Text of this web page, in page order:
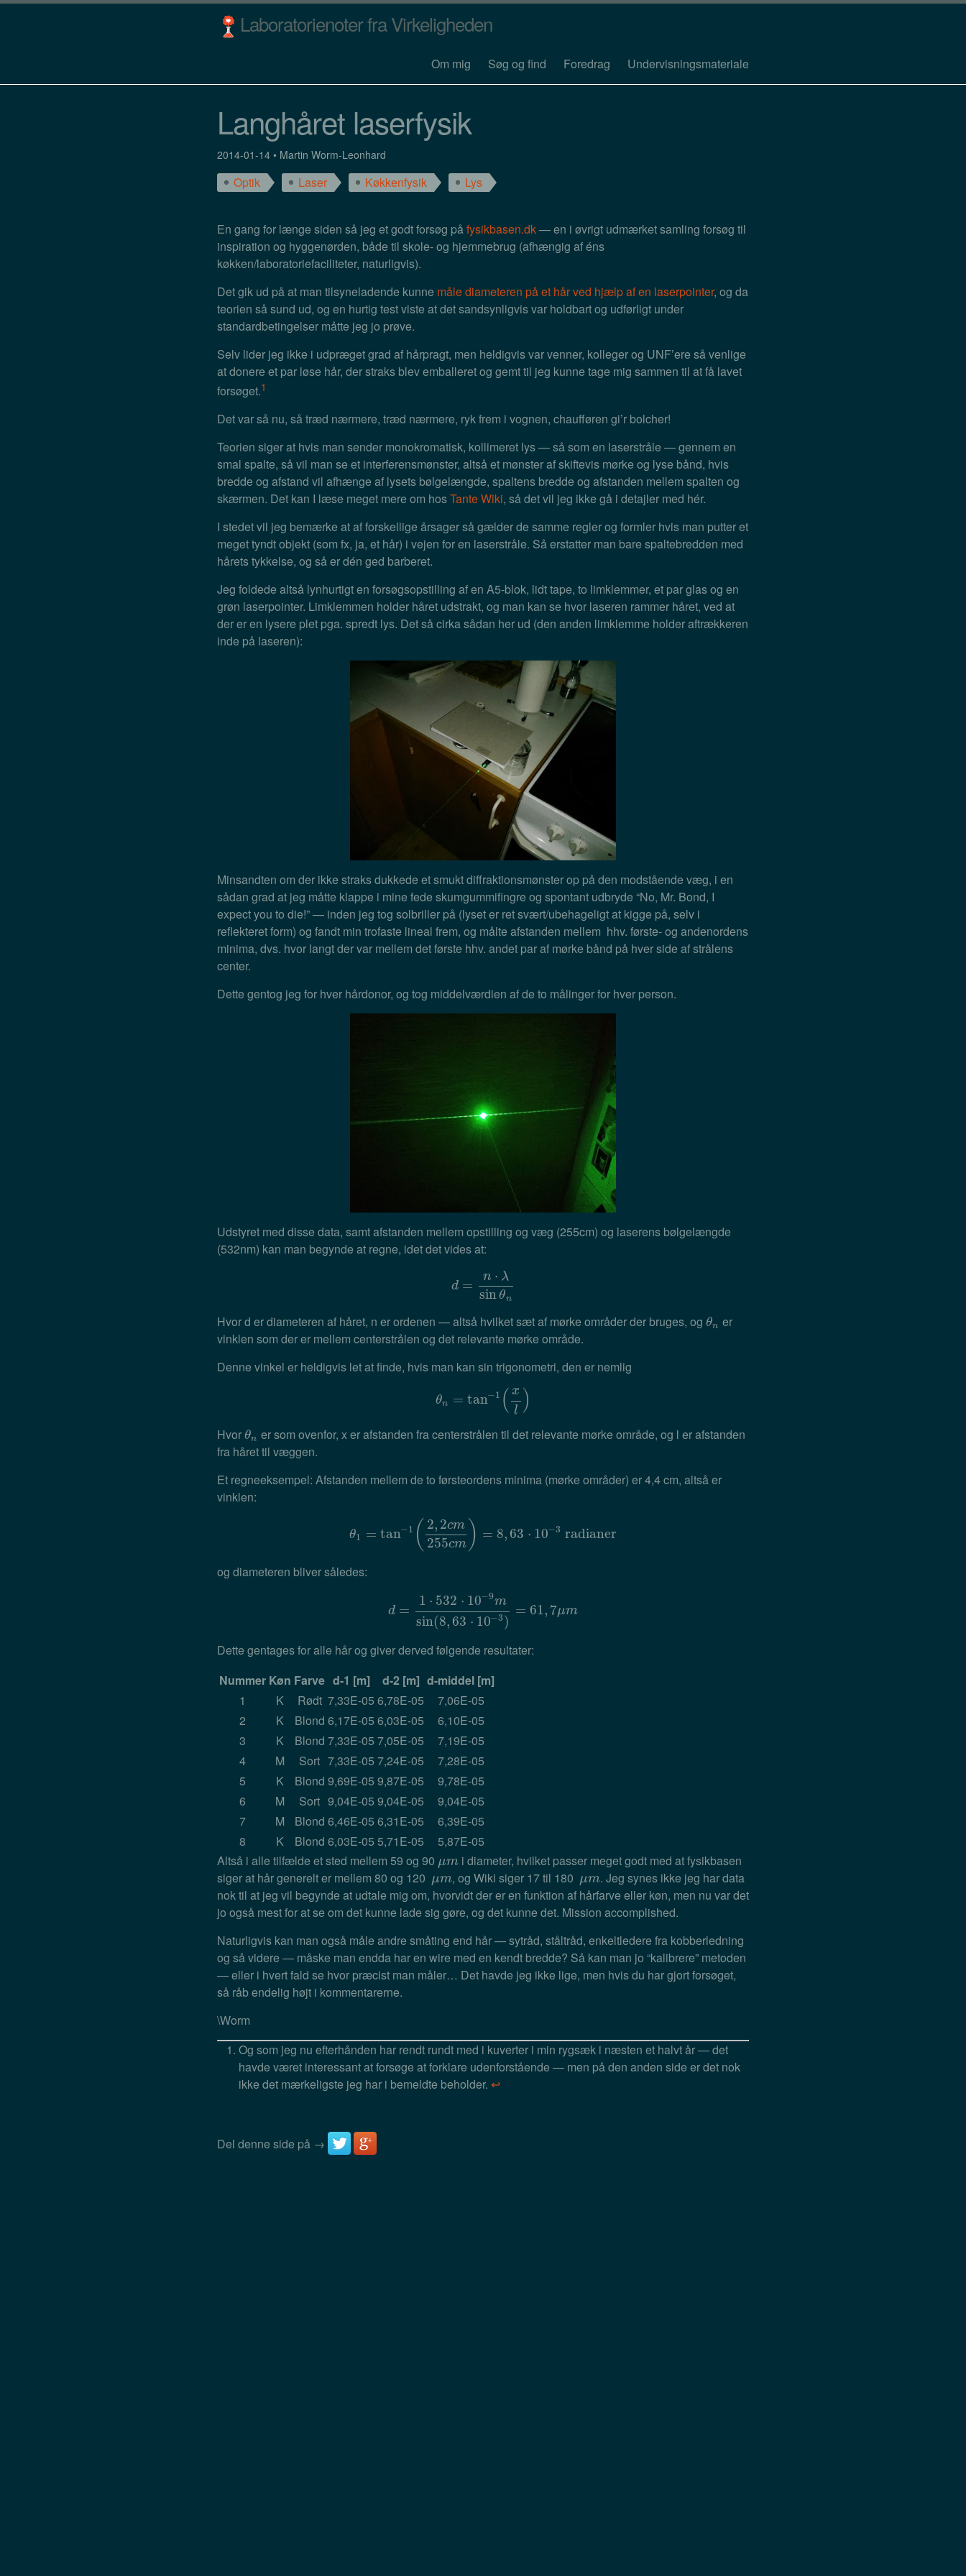
Laboratorienoter fra Virkeligheden
Om mig Søg og find Foredrag Undervisningsmateriale
Langhåret laserfysik
2014-01-14 • Martin Worm-Leonhard
Optik Laser Køkkenfysik Lys
En gang for længe siden så jeg et godt forsøg påfysikbasen.dk— en i øvrigt udmærket samling forsøg til
inspiration og hyggenørden, både til skole- og hjemmebrug (afhængig af éns
køkken/laboratoriefaciliteter, naturligvis).
Det gik ud på at man tilsyneladende kunne måle diameteren på et hår ved hjælp af en laserpointer, og da
teorien så sund ud, og en hurtig test viste at det sandsynligvis var holdbart og udførligt under
standardbetingelser måtte jeg jo prøve.
Selv lider jeg ikke i udpræget grad af hårpragt, men heldigvis var venner, kolleger og UNF’ere så venlige
at donere et par løse hår, der straks blev emballeret og gemt til jeg kunne tage mig sammen til at få lavet
forsøget.1
Det var så nu, så træd nærmere, træd nærmere, ryk frem i vognen, chaufføren gi’r bolcher!
Teorien siger at hvis man sender monokromatisk, kollimeret lys — så som en laserstråle — gennem en
smal spalte, så vil man se et interferensmønster, altså et mønster af skiftevis mørke og lyse bånd, hvis
bredde og afstand vil afhænge af lysets bølgelængde, spaltens bredde og afstanden mellem spalten og
skærmen. Det kan I læse meget mere om hosTante Wiki, så det vil jeg ikke gå i detajler med hér.
I stedet vil jeg bemærke at af forskellige årsager så gælder de samme regler og formler hvis man putter et
meget tyndt objekt (som fx, ja, et hår) i vejen for en laserstråle. Så erstatter man bare spaltebredden med
hårets tykkelse, og så er dén ged barberet.
Jeg foldede altså lynhurtigt en forsøgsopstilling af en A5-blok, lidt tape, to limklemmer, et par glas og en
grøn laserpointer. Limklemmen holder håret udstrakt, og man kan se hvor laseren rammer håret, ved at
der er en lysere plet pga. spredt lys. Det så cirka sådan her ud (den anden limklemme holder aftrækkeren
inde på laseren):
Minsandten om der ikke straks dukkede et smukt diffraktionsmønster op på den modstående væg, i en
sådan grad at jeg måtte klappe i mine fede skumgummifingre og spontant udbryde “No, Mr. Bond, I
expect you to die!” — inden jeg tog solbriller på (lyset er ret svært/ubehageligt at kigge på, selv i
reflekteret form) og fandt min trofaste lineal frem, og målte afstanden mellem hhv. første- og andenordens
minima, dvs. hvor langt der var mellem det første hhv. andet par af mørke bånd på hver side af strålens
center.
Dette gentog jeg for hver hårdonor, og tog middelværdien af de to målinger for hver person.
Udstyret med disse data, samt afstanden mellem opstilling og væg (255cm) og laserens bølgelængde
(532nm) kan man begynde at regne, idet det vides at:
d =
n ⋅ λ
sinθn
d =n λsinθn
Hvor d er diameteren af håret, n er ordenen — altså hvilket sæt af mørke områder der bruges, og θn
θn er
vinklen som der er mellem centerstrålen og det relevante mørke område.
Denne vinkel er heldigvis let at finde, hvis man kan sin trigonometri, den er nemlig
θn = tan−1 ( x
l )
θn =tan−1( x l)
Hvor θn
θn er som ovenfor, x er afstanden fra centerstrålen til det relevante mørke område, og l er afstanden
fra håret til væggen.
Et regneeksempel: Afstanden mellem de to førsteordens minima (mørke områder) er 4,4 cm, altså er
vinklen:
θ1 = tan−1 ( 2, 2cm
255cm ) = 8, 63 ⋅ 10−3 radianer
θ 1=tan−1( 2,2cm255 c m)=8, 63⋅ 10−3radianer
og diameteren bliver således:
d =
1 ⋅ 532 ⋅ 10−9m
sin(8, 63 ⋅ 10−3)
= 61, 7μm
d=1⋅ 532⋅10−9msin(8,63 10 −3)= 61,7μ
Dette gentages for alle hår og giver derved følgende resultater:
Nummer Køn Farve d-1 [m] d-2 [m] d-middel [m]
1
K Rødt 7,33E-05 6,78E-05
7,06E-05
2
K Blond 6,17E-05 6,03E-05
6,10E-05
3
K Blond 7,33E-05 7,05E-05
7,19E-05
4
M Sort 7,33E-05 7,24E-05
7,28E-05
5
K Blond 9,69E-05 9,87E-05
9,78E-05
6
M Sort 9,04E-05 9,04E-05
9,04E-05
7
M Blond 6,46E-05 6,31E-05
6,39E-05
8
K Blond 6,03E-05 5,71E-05
5,87E-05
Altså i alle tilfælde et sted mellem 59 og 90 μm
μm i diameter, hvilket passer meget godt med at fysikbasen
siger at hår generelt er mellem 80 og 120 μm
μm , og Wiki siger 17 til 180 μm
μm . Jeg synes ikke jeg har data
nok til at jeg vil begynde at udtale mig om, hvorvidt der er en funktion af hårfarve eller køn, men nu var det
jo også mest for at se om det kunne lade sig gøre, og det kunne det. Mission accomplished.
Naturligvis kan man også måle andre småting end hår — sytråd, ståltråd, enkeltledere fra kobberledning
og så videre — måske man endda har en wire med en kendt bredde? Så kan man jo “kalibrere” metoden
— eller i hvert fald se hvor præcist man måler… Det havde jeg ikke lige, men hvis du har gjort forsøget,
så råb endelig højt i kommentarerne.
\Worm
Og som jeg nu efterhånden har rendt rundt med i kuverter i min rygsæk i næsten et halvt år — det
havde været interessant at forsøge at forklare udenforstående — men på den anden side er det nok
ikke det mærkeligste jeg har i bemeldte beholder. ↩
Del denne side på →